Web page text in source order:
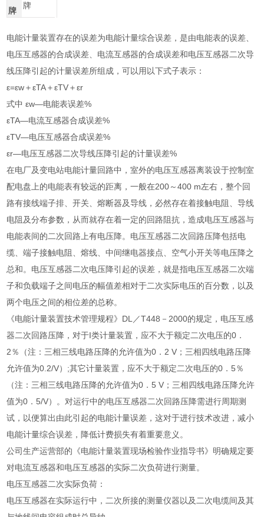
牌
牌
电能计量装置存在的误差为电能计量综合误差，是由电能表的误差、
电压互感器的合成误差、电流互感器的合成误差和电压互感器二次导
线压降引起的计量误差所组成，可以用以下式子表示：
ε=εw＋εTA＋εTV＋εr
式中 εw—电能表误差%
εTA—电流互感器合成误差%
εTV—电压互感器合成误差%
εr—电压互感器二次导线压降引起的计量误差%
在电厂及变电站电能计量回路中，室外的电压互感器离装设于控制室
配电盘上的电能表有较远的距离，一般在200～400 m左右，整个回
路有接线端子排、开关、熔断器及导线，必然存在着接触电阻、导线
电阻及分布参数，从而就存在着一定的回路阻抗，造成电压互感器与
电能表间的二次回路上有电压降。电压互感器二次回路压降包括电
缆、端子接触电阻、熔线、中间继电器接点、空气小开关等电压降之
总和。电压互感器二次电压降引起的误差，就是指电压互感器二次端
子和负载端子之间电压的幅值差相对于二次实际电压的百分数，以及
两个电压之间的相位差的总称。
《电能计量装置技术管理规程》DL／T448－2000的规定，电压互感
器二次回路压降，对于I类计量装置，应不大于额定二次电压的0．
2％（注：三相三线电路压降的允许值为0．2 V；三相四线电路压降
允许值为0.2/V）;其它计量装置，应不大于额定二次电压的0．5％
（注：三相三线电路压降的允许值为0．5 V；三相四线电路压降允许
值为0．5/V）。对运行中的电压互感器二次回路压降需进行周期测
试，以便算出由此引起的电能计量误差，这对于进行技术改进，减小
电能计量综合误差，降低计费损失有着重要意义。
公司生产运营部的《电能计量装置现场检验作业指导书》明确规定要
对电流互感器和电压互感器的实际二次负荷进行测量。
电压互感器二次实际负荷：
电压互感器在实际运行中，二次所接的测量仪器以及二次电缆间及其